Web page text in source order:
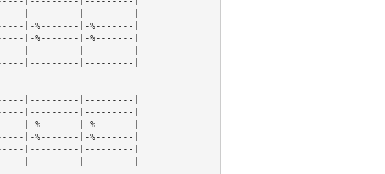
|---------|---------|
|-%-------|-%-------|
|-%-------|-%-------|
|---------|---------|
|---------|---------|
|---------|---------|
|---------|---------|
|-%-------|-%-------|
|-%-------|-%-------|
|---------|---------|
|---------|---------|